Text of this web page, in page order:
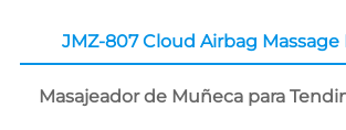
JMZ-807 Cloud Airbag Massage
Masajeador de Muñeca para